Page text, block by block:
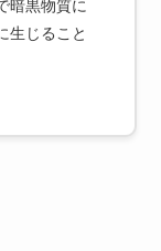
生じること